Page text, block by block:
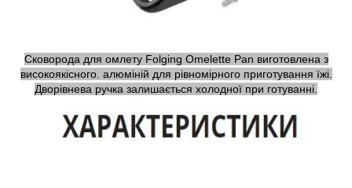
Сковорода для омлету Folging Omelette Pan виготовлена з
високоякісного. алюміній для рівномірного приготування їжі.
Дворівнева ручка залишається холодної при готуванні.